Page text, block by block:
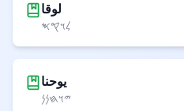
لوقا
𐤋𐤅𐤒𐤎
يوحنا
𐤉𐤅𐤇𐤍𐤍